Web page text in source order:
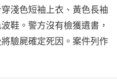
淺色短袖上衣、黃色長袖
鞋。警方沒有檢獲遺書，
驗屍確定死因。案件列作